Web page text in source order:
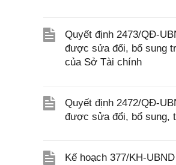
Quyết định 2473/QĐ-
được sửa đổi, bổ sung
của Sở Tài chính
Quyết định 2472/QĐ-
được sửa đổi, bổ sung,
Kế hoạch 377/KH-